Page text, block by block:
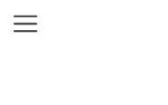
Aller
au
Menu